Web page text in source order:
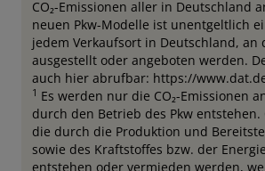
CO₂-Emissionen aller in Deutschland
neuen Pkw-Modelle ist unentgeltlich
jedem Verkaufsort in Deutschland, an
ausgestellt oder angeboten werden.
auch hier abrufbar: https://
1 Es werden nur die CO₂-Emissionen
durch den Betrieb des Pkw entstehen.
die durch die Produktion und
sowie des Kraftstoffes bzw. der
entstehen oder vermieden werden,